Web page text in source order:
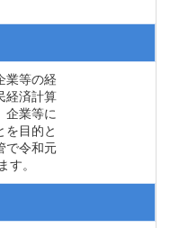
業等の経
経済計算
企業等に
を目的と
で令和元
す。